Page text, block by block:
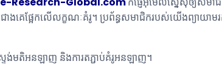
េផ្អែកលើលក្ខណៈគំរូ។ ប្រព័ន្ធសមាជិករបស់យើងព្យាយាម
ទង់មតិអនឡាញ និងការតភ្ជាប់គំរូអនឡាញ។